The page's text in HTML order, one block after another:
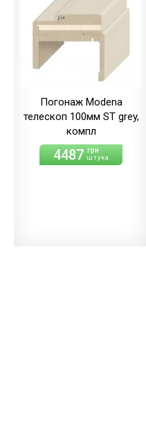
Погонаж Modena
телескоп 100мм ST grey,
компл
4487 грн
штука